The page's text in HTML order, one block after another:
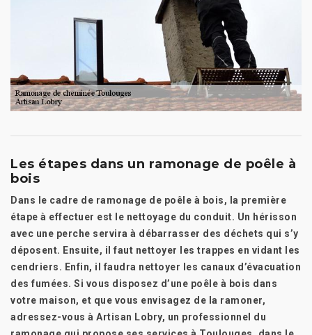
Les étapes dans un ramonage de poêle à
bois
Dans le cadre de ramonage de poêle à bois, la première
étape à effectuer est le nettoyage du conduit. Un hérisson
avec une perche servira à débarrasser des déchets qui s’y
déposent. Ensuite, il faut nettoyer les trappes en vidant les
cendriers. Enfin, il faudra nettoyer les canaux d’évacuation
des fumées. Si vous disposez d’une poêle à bois dans
votre maison, et que vous envisagez de la ramoner,
adressez-vous à Artisan Lobry, un professionnel du